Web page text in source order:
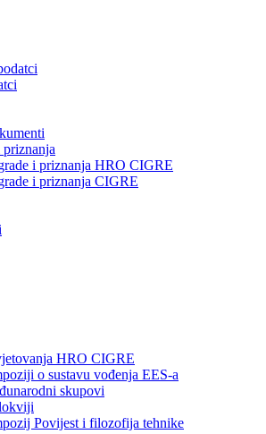
i priznanja HRO CIGRE
i priznanja CIGRE
HRO CIGRE
o sustavu vođenja EES-a
skupovi
Povijest i filozofija tehnike